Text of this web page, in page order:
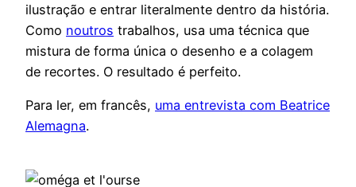
ilustração e entrar literalmente dentro da história.
Como noutros trabalhos, usa uma técnica que
mistura de forma única o desenho e a colagem
de recortes. O resultado é perfeito.
Para ler, em francês, uma entrevista com Beatrice
Alemagna.